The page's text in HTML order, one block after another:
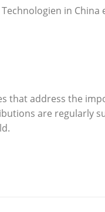
in China
that address the
are regularly